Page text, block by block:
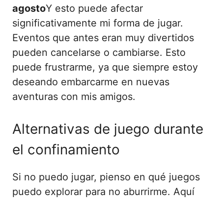
agostoY esto puede afectar
significativamente mi forma de jugar.
Eventos que antes eran muy divertidos
pueden cancelarse o cambiarse. Esto
puede frustrarme, ya que siempre estoy
deseando embarcarme en nuevas
aventuras con mis amigos.
Alternativas de juego durante
el confinamiento
Si no puedo jugar, pienso en qué juegos
puedo explorar para no aburrirme. Aquí